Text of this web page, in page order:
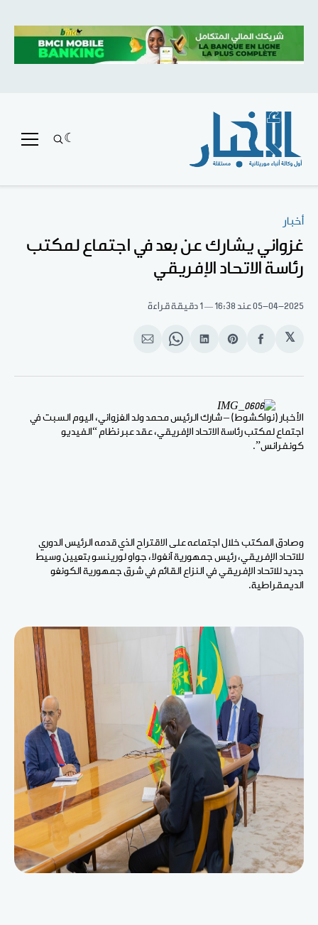
أخبار
غزواني يشارك عن بعد في اجتماع لمكتب
رئاسة الاتحاد الإفريقي
05-04-2025عند 16:38 1 دقيقة قراءة
𝕏
انشر
الفيسبوك
Share
Pinterest
انشر
لينكد
Share
WhatsApp
انشر
الإيميل
الأخبار (نواكشوط) – شارك الرئيس محمد ولد الغزواني، اليوم السبت في
اجتماع لمكتب رئاسة الاتحاد الإفريقي، عقد عبر نظام “الفيديو
كونفرانس”.
وصادق المكتب خلال اجتماعه على الاقتراح الذي قدمه الرئيس الدوري
للاتحاد الإفريقي، رئيس جمهورية آنغولا، جواو لورينسو بتعيين وسيط
جديد للاتحاد الإفريقي في النزاع القائم في شرق جمهورية الكونغو
الديمقراطية.